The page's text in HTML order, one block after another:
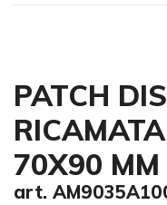
PATCH
70X90
art.